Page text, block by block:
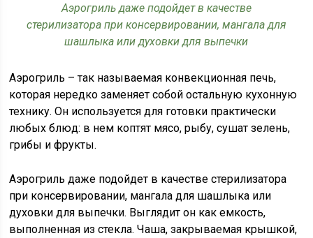
Аэрогриль даже подойдет в качестве
стерилизатора при консервировании, мангала для
шашлыка или духовки для выпечки
Аэрогриль – так называемая конвекционная печь,
которая нередко заменяет собой остальную кухонную
технику. Он используется для готовки практически
любых блюд: в нем коптят мясо, рыбу, сушат зелень,
грибы и фрукты.
Аэрогриль даже подойдет в качестве стерилизатора
при консервировании, мангала для шашлыка или
духовки для выпечки. Выглядит он как емкость,
выполненная из стекла. Чаша, закрываемая крышкой,